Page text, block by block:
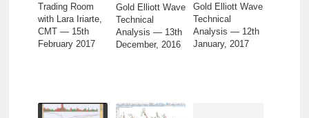
Trading Room
with Lara Iriarte,
CMT — 15th
February 2017
Gold Elliott Wave
Technical
Analysis — 13th
December, 2016
Gold Elliott Wave
Technical
Analysis — 12th
January, 2017